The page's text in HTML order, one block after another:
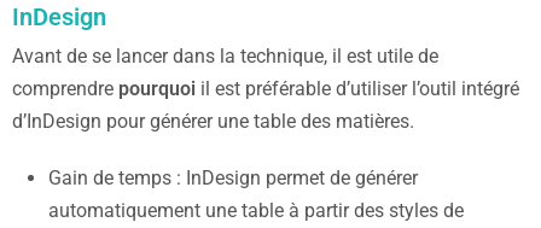
InDesign
Avant de se lancer dans la technique, il est utile de
comprendre pourquoi il est préférable d’utiliser l’outil intégré
d’InDesign pour générer une table des matières.
Gain de temps : InDesign permet de générer
automatiquement une table à partir des styles de